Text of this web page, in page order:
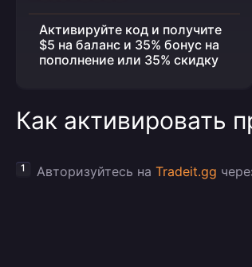
Активируйте код и получите
$5 на баланс и 35% бонус на
пополнение или 35% скидку
Как активировать
Авторизуйтесь на Tradeit.gg